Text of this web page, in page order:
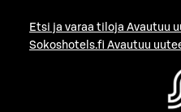
Etsi ja varaa tiloja Avautuu
Sokoshotels.fi Avautuu